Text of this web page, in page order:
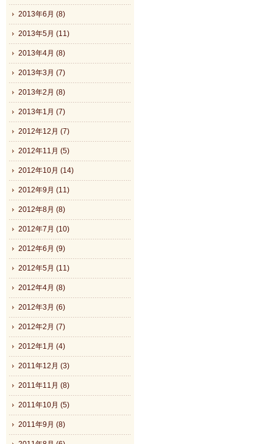
2013年6月 (8)
2013年5月 (11)
2013年4月 (8)
2013年3月 (7)
2013年2月 (8)
2013年1月 (7)
2012年12月 (7)
2012年11月 (5)
2012年10月 (14)
2012年9月 (11)
2012年8月 (8)
2012年7月 (10)
2012年6月 (9)
2012年5月 (11)
2012年4月 (8)
2012年3月 (6)
2012年2月 (7)
2012年1月 (4)
2011年12月 (3)
2011年11月 (8)
2011年10月 (5)
2011年9月 (8)